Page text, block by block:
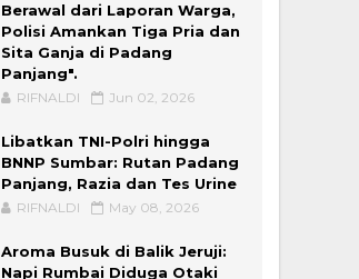
Berawal dari Laporan Warga,
Polisi Amankan Tiga Pria dan
Sita Ganja di Padang
Panjang".
RIFNALDI Jun 02, 2026
Libatkan TNI-Polri hingga
BNNP Sumbar: Rutan Padang
Panjang, Razia dan Tes Urine
RIFNALDI May 08, 2026
Aroma Busuk di Balik Jeruji:
Napi Rumbai Diduga Otaki